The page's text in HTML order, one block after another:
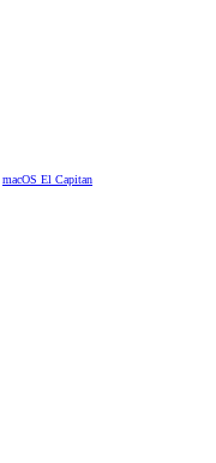
macOS El Capitan